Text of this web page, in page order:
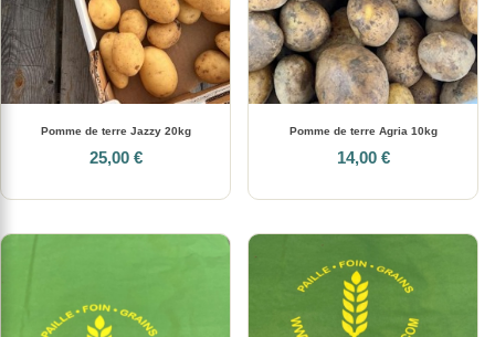
Pomme de terre Jazzy 20kg
25,00 €
Pomme de terre Agria 10kg
14,00 €